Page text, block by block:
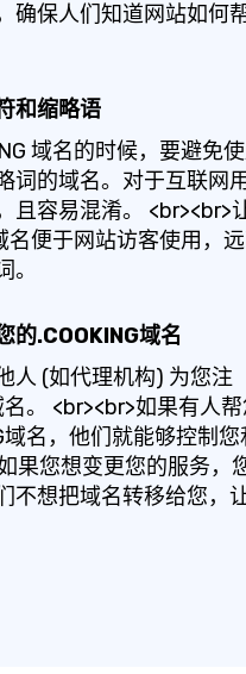
确保人们知道网站如何
和缩略语
域名的时候，要避免
词的域名。对于互联网
且容易混淆。 <br><br>
名便于网站访客使用，
的.COOKING域名
人 (如代理机构) 为您注
名。 <br><br>如果有人
域名，他们就能够控制
果您想变更您的服务，
不想把域名转移给您，